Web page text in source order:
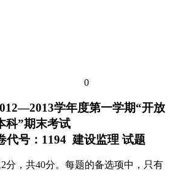
0
学年度第一学期“开放
科”期末考试
代号：1194 建设监理 试题
分，共40分。每题的备选项中，只有